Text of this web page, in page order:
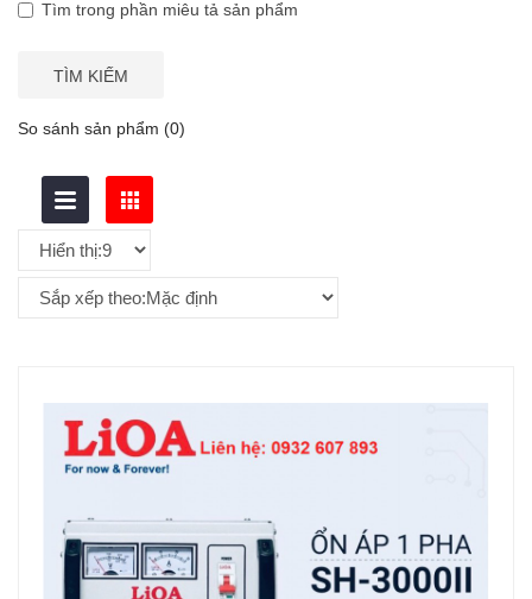
Tìm trong phần miêu tả sản phẩm
So sánh sản phẩm (0)